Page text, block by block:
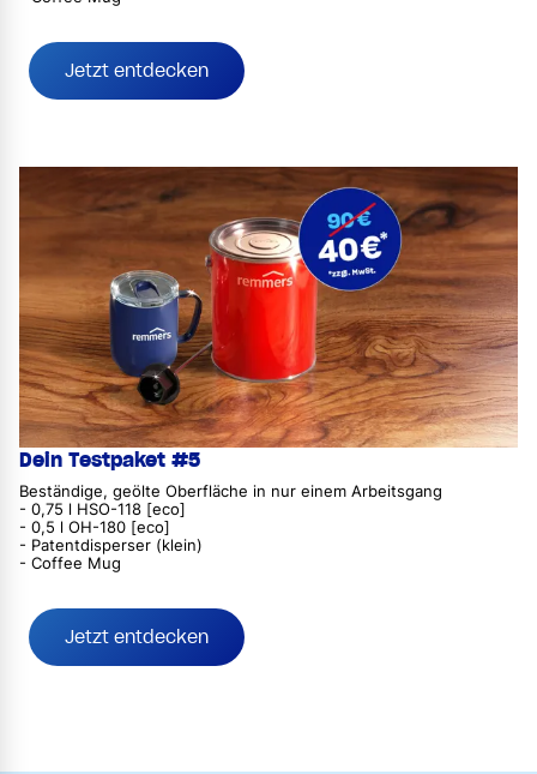
Jetzt entdecken
Dein Testpaket #5
Beständige, geölte Oberfläche in nur einem Arbeitsgang
- 0,75 l HSO-118 [eco]
- 0,5 l OH-180 [eco]
- Patentdisperser (klein)
- Coffee Mug
Jetzt entdecken